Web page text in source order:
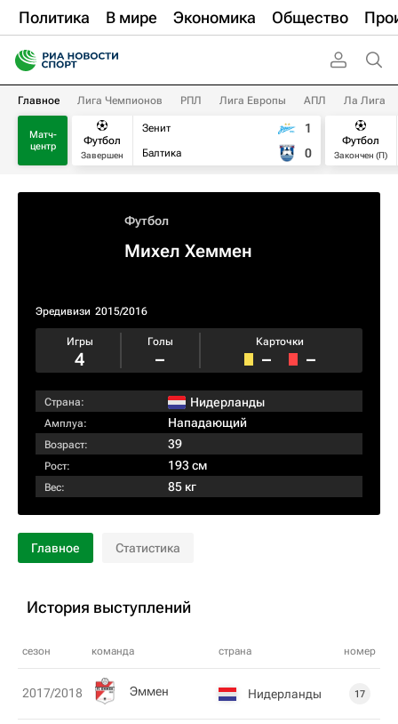
Политика В мире Экономика Общество
Главное Лига Чемпионов РПЛ Лига Европы АПЛ Ла Лига
Матч-
центр
Футбол
Завершен
Зенит
Балтика
1
0
Футбол
Закончен (П)
Футбол
Михел Хеммен
Эредивизи 2015/2016
Игры
4
Голы
–
Карточки
– –
Страна: Нидерланды
Амплуа: Нападающий
Возраст: 39
Рост: 193 см
Вес: 85 кг
Главное Статистика
История выступлений
сезон команда страна номер
2017/2018 Эммен Нидерланды 17